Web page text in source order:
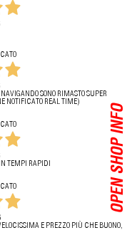
OPEN SHOP INFO
SONO RIMASTO SUPER
NOTIFICATO REAL TIME)
IN TEMPI RAPIDI
E PREZZO PIÙ CHE BUONO,